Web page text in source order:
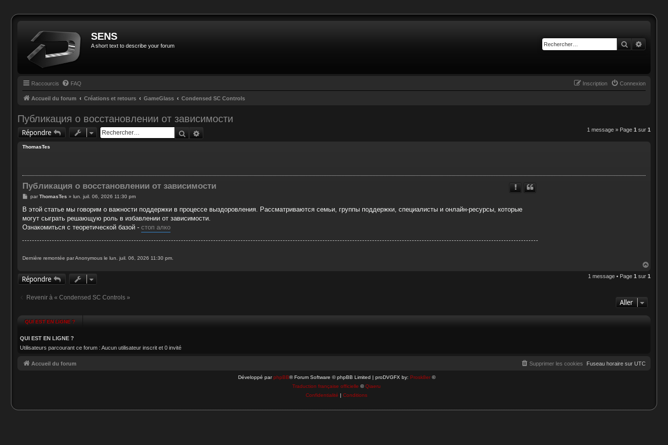
SENS
A short text to describe your forum Rechercher
Raccourcis FAQ Connexion
Inscription
Accueil du forum Créations et retours GameGlass Condensed SC Controls
Публикация о восстановлении от зависимости
Répondre Rechercher 1 message » Page 1 sur 1
ThomasTes
Публикация о восстановлении от зависимости
M
s
a
g
parThomasTes » lun. juil. 06, 2026 11:30 pm
В этой статье мы говорим о важности поддержки в процессе выздоровления. Рассматриваются семьи, группы поддержки, специалисты и онлайн-ресурсы, которые
могут сыграть решающую роль в избавлении от зависимости.
Ознакомиться с теоретической базой - стоп алко
Dernière remontée par Anonymous le lun. juil. 06, 2026 11:30 pm.
u
Répondre 1 message • Page 1 sur 1
Revenir à « Condensed SC Controls »
Aller
QUI EST EN LIGNE ?
QUI EST EN LIGNE ?
Utilisateurs parcourant ce forum : Aucun utilisateur inscrit et 0 invité
Accueil du forum Fuseau horaire sur UTC
Supprimer les cookies
Développé parphpBB® Forum Software © phpBB Limited | proDVGFX by: Prosk8er©
Traduction française officielle ©Qiaeru
Confidentialité | Conditions